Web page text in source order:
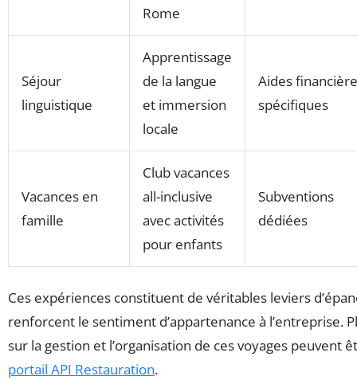
Rome
Séjour
linguistique
Apprentissage
de la langue
et immersion
locale
Aides
spécifiques
Vacances en
famille
Club vacances
all-inclusive
avec activités
pour enfants
Subventions
dédiées
Ces expériences constituent de véritables leviers
renforcent le sentiment d’appartenance à l’entreprise.
sur la gestion et l’organisation de ces voyages peuvent
portail API Restauration.